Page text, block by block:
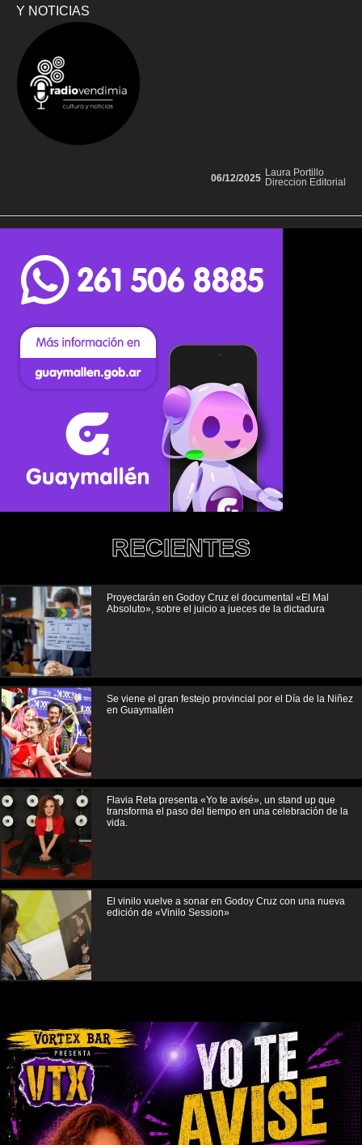
Y NOTICIAS
Laura Portillo
Direccion Editorial
06/12/2025
RECIENTES
Proyectarán en Godoy Cruz el documental «El Mal
Absoluto», sobre el juicio a jueces de la dictadura
Se viene el gran festejo provincial por el Día de la Niñez
en Guaymallén
Flavia Reta presenta «Yo te avisé», un stand up que
transforma el paso del tiempo en una celebración de la
vida.
El vinilo vuelve a sonar en Godoy Cruz con una nueva
edición de «Vinilo Session»